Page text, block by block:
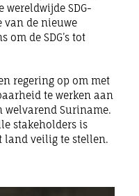
SDG-
van de nieuwe
om de SDG’s tot
regering op om met
te werken aan
welvarend Suriname.
stakeholders is
land veilig te stellen.